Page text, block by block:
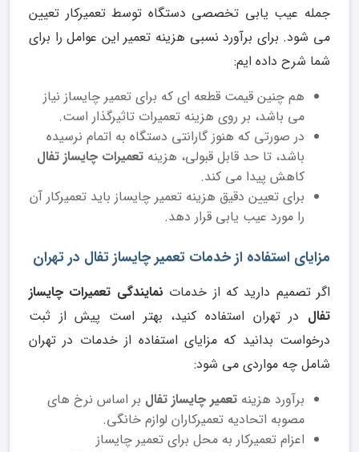
جمله عیب یابی تخصصی دستگاه توسط تعمیرکار تعیین
می شود. برای برآورد نسبی هزینه تعمیر این عوامل را برای
شما شرح داده ایم:
هم چنین قیمت قطعه ای که برای تعمیر چایساز نیاز
می باشد، بر روی هزینه تعمیرات تاثیرگذار است.
در صورتی که هنوز گارانتی دستگاه به اتمام نرسیده
باشد، تا حد قابل قبولی، هزینه تعمیرات چایساز تفال
کاهش پیدا می کند.
برای تعیین دقیق هزینه تعمیر چایساز باید تعمیرکار آن
را مورد عیب یابی قرار دهد.
مزایای استفاده از خدمات تعمیر چایساز تفال در تهران
اگر تصمیم دارید که از خدمات نمایندگی تعمیرات چایساز
تفال در تهران استفاده کنید، بهتر است پیش از ثبت
درخواست بدانید که مزایای استفاده از خدمات در تهران
شامل چه مواردی می شود:
برآورد هزینه تعمیر چایساز تفال بر اساس نرخ های
مصوبه اتحادیه تعمیرکاران لوازم خانگی.
اعزام تعمیرکار به محل برای تعمیر چایساز